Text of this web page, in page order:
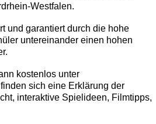
Westfalen.
und garantiert durch die hohe
untereinander einen hohen
kostenlos unter
sich eine Erklärung der
interaktive Spielideen, Filmtipps,